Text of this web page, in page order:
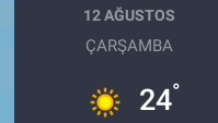
12 AĞUSTOS
ÇARŞAMBA
24°